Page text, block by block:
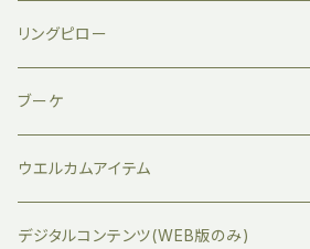
リングピロー
ブーケ
ウエルカムアイテム
デジタルコンテンツ(WEB版のみ)